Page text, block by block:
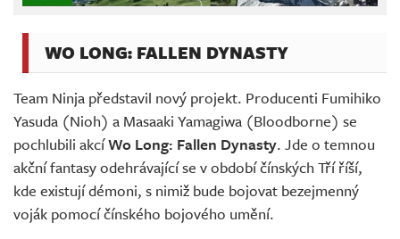
WO LONG: FALLEN DYNASTY
Team Ninja představil nový projekt. Producenti Fumihiko
Yasuda (Nioh) a Masaaki Yamagiwa (Bloodborne) se
pochlubili akcíWo Long: Fallen Dynasty. Jde o temnou
akční fantasy odehrávající se v období čínských Tří říší,
kde existují démoni, s nimiž bude bojovat bezejmenný
voják pomocí čínského bojového umění.